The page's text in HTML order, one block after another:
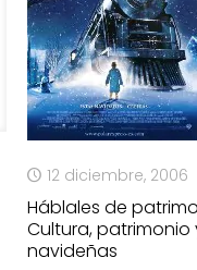
12 diciembre, 2006
Háblales de
Cultura, patrimonio
navideñas